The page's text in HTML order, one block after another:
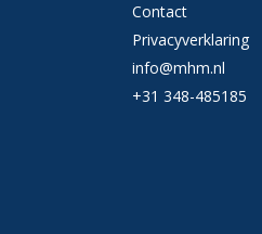
Contact
Privacyverklaring
info@mhm.nl
+31 348-485185